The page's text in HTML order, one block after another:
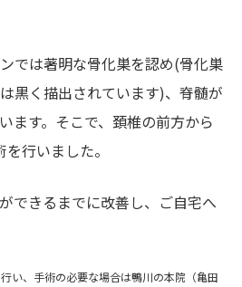
では著明な骨化巣を認め(骨化巣
黒く描出されています)、脊髄が
ます。そこで、頚椎の前方から
行いました。
できるまでに改善し、ご自宅へ
い、手術の必要な場合は鴨川の本院（亀田